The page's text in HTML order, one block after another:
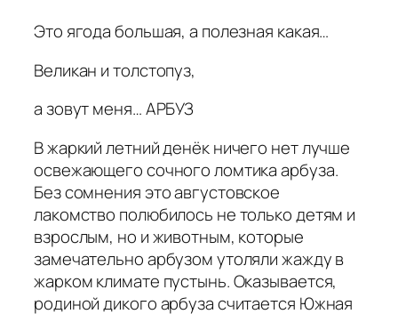
Это ягода большая, а полезная какая…
Великан и толстопуз,
а зовут меня… АРБУЗ
В жаркий летний денёк ничего нет лучше
освежающего сочного ломтика арбуза.
Без сомнения это августовское
лакомство полюбилось не только детям и
взрослым, но и животным, которые
замечательно арбузом утоляли жажду в
жарком климате пустынь. Оказывается,
родиной дикого арбуза считается Южная